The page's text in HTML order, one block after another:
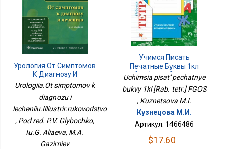
Урология.От Симптомов
К Диагнозу И
Лечению.Иллюстрир.руководство
Urologiia.Ot simptomov k
diagnozu i
lecheniiu.Illiustrir.rukovodstvo
, Pod red. P.V. Glybochko,
Iu.G. Aliaeva, M.A.
Gazimiev
Учимся Писать
Печатные Буквы 1кл
[Раб. Тетр.] ФГОС
Uchimsia pisat' pechatnye
bukvy 1kl [Rab. tetr.] FGOS
, Kuznetsova M.I.
Кузнецова М.И.
Артикул: 1466486
$17.60